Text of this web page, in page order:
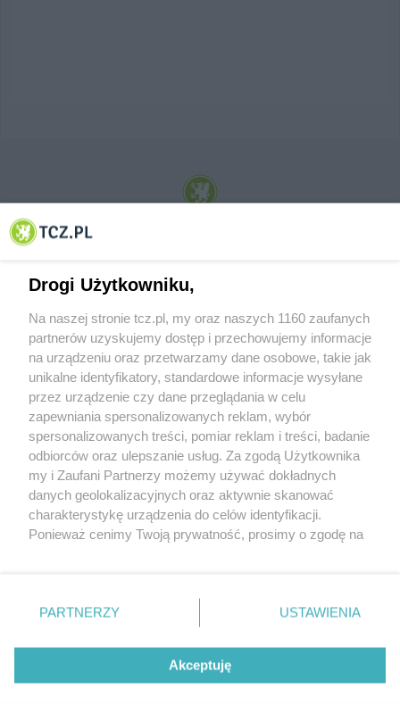
© 2001-2026 Tczew - TCZ.PL Sp. z o.o. Internetowy Serwis Informacyjny Miasta
O FIRMIE POLITYKA PRYWATNOŚCI HOSTING
REKLAMA WSPÓŁPRACA RSS FACEBOOK KONTAKT
Nasze serwisy
Aktualności
Tcz24
Historia miasta
Muzyka i kultura
Archiwum wydarzeń
Zdjęcia miasta
Drogi Użytkowniku,
Na naszej stronie tcz.pl, my oraz naszych 1160 zaufanych
partnerów uzyskujemy dostęp i przechowujemy informacje
na urządzeniu oraz przetwarzamy dane osobowe, takie jak
unikalne identyfikatory, standardowe informacje wysyłane
przez urządzenie czy dane przeglądania w celu
zapewniania spersonalizowanych reklam, wybór
spersonalizowanych treści, pomiar reklam i treści, badanie
odbiorców oraz ulepszanie usług. Za zgodą Użytkownika
my i Zaufani Partnerzy możemy używać dokładnych
danych geolokalizacyjnych oraz aktywnie skanować
charakterystykę urządzenia do celów identyfikacji.
Ponieważ cenimy Twoją prywatność, prosimy o zgodę na
znajdujący się w lewym dolnym rogu strony
. Niektóre
przetwarzaniu. Preferencje będą miały zastosowania tylko
PARTNERZY USTAWIENIA
Akceptuję